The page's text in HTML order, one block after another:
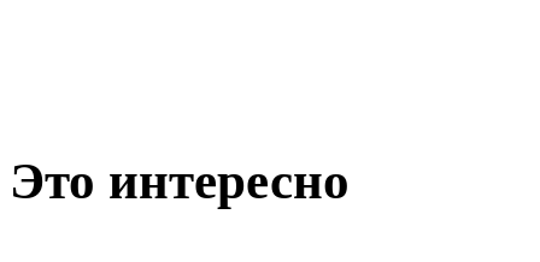
Это интересно